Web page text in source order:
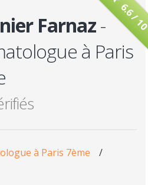
6.6 /
Farnaz-
à Paris
à Paris 7ème
/